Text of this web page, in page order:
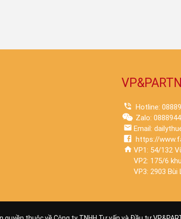
Hotline:
Zalo:
Email:
https://
VP1: 54/132
VP2: 175/6
VP3: 2903 Bùi